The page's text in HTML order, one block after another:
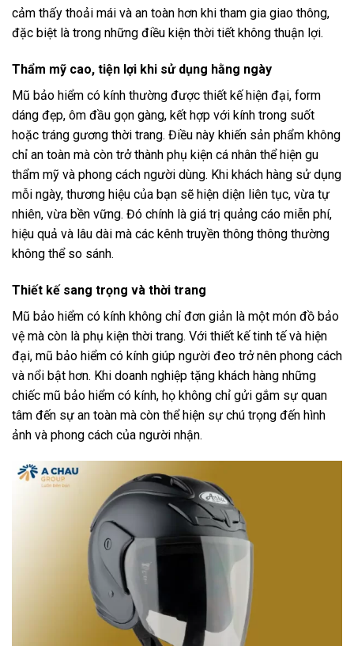
cảm thấy thoải mái và an toàn hơn khi tham gia giao thông,
đặc biệt là trong những điều kiện thời tiết không thuận lợi.
Thẩm mỹ cao, tiện lợi khi sử dụng hằng ngày
Mũ bảo hiểm có kính thường được thiết kế hiện đại, form
dáng đẹp, ôm đầu gọn gàng, kết hợp với kính trong suốt
hoặc tráng gương thời trang. Điều này khiến sản phẩm không
chỉ an toàn mà còn trở thành phụ kiện cá nhân thể hiện gu
thẩm mỹ và phong cách người dùng. Khi khách hàng sử dụng
mỗi ngày, thương hiệu của bạn sẽ hiện diện liên tục, vừa tự
nhiên, vừa bền vững. Đó chính là giá trị quảng cáo miễn phí,
hiệu quả và lâu dài mà các kênh truyền thông thông thường
không thể so sánh.
Thiết kế sang trọng và thời trang
Mũ bảo hiểm có kính không chỉ đơn giản là một món đồ bảo
vệ mà còn là phụ kiện thời trang. Với thiết kế tinh tế và hiện
đại, mũ bảo hiểm có kính giúp người đeo trở nên phong cách
và nổi bật hơn. Khi doanh nghiệp tặng khách hàng những
chiếc mũ bảo hiểm có kính, họ không chỉ gửi gắm sự quan
tâm đến sự an toàn mà còn thể hiện sự chú trọng đến hình
ảnh và phong cách của người nhận.